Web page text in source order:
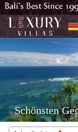
Schönsten